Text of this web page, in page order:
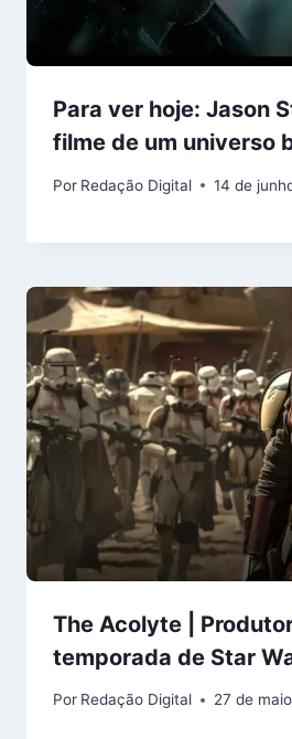
Para ver hoje: Jason
filme de um universo
Por Redação Digital 14 de
The Acolyte |
temporada de Star
Por Redação Digital 27 de